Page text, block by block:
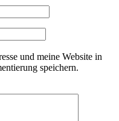
und meine Website in
speichern.